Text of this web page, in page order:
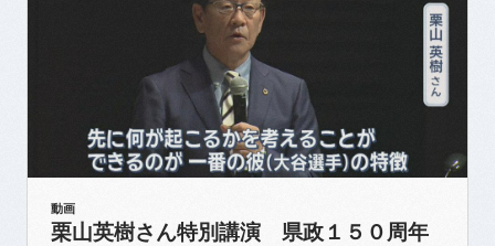
動画
栗山英樹さん特別講演 県政１５０周年